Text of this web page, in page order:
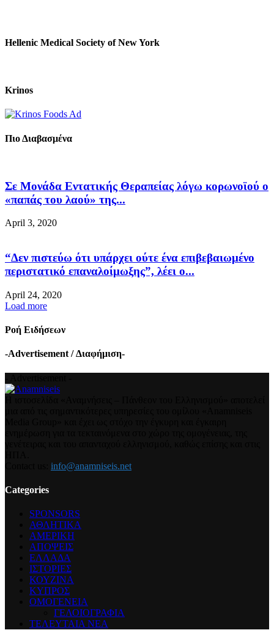
Hellenic Medical Society of New York
Krinos
Πιο Διαβασμένα
Σε Μονάδα Εντατικής Θεραπείας λόγω κορωνοϊού ο
«παπάς του λαού» της...
April 3, 2020
“Δεν πιστεύω ότι υπάρχει ούτε ένα επιβεβαιωμένο
περιστατικό επαναλοίμωξης”, λέει ο...
April 24, 2020
Load more
Ροή Ειδήσεων
-Advertisement / Διαφήμιση-
info@anamniseis.net
Categories
SPONSORS
ΑΘΛΗΤΙΚΑ
ΑΜΕΡΙΚΗ
ΑΠΟΨΕΙΣ
ΕΛΛΑΔΑ
ΙΣΤΟΡΙΕΣ
ΚΟΥΖΙΝΑ
ΚΥΠΡΟΣ
ΟΜΟΓΕΝΕΙΑ
ΓΕΛΟΙΟΓΡΑΦΙΑ
ΤΕΛΕΥΤΑΙΑ ΝΕΑ